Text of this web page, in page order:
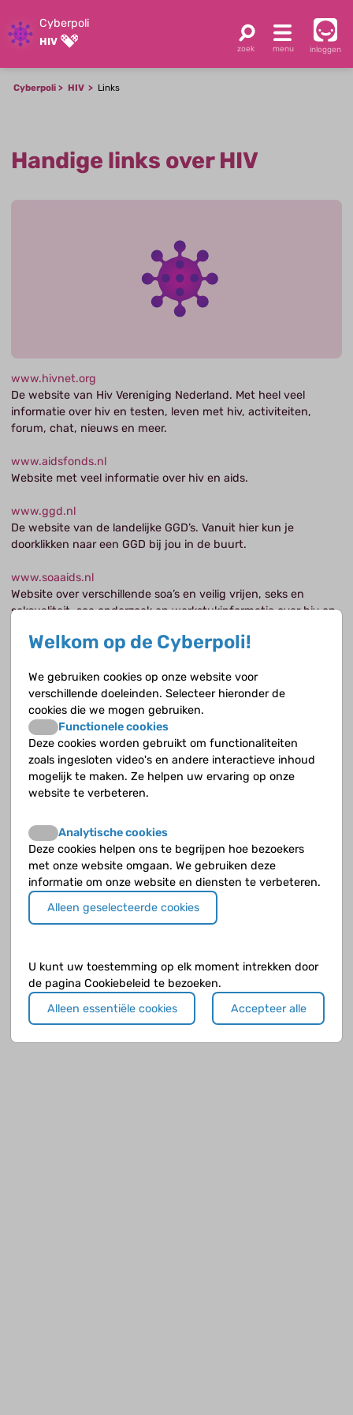
Cyberpoli
HIV
inloggen
Cyberpoli HIV Links
Handige links over HIV
www.hivnet.org
De website van Hiv Vereniging Nederland. Met heel veel
informatie over hiv en testen, leven met hiv, activiteiten,
forum, chat, nieuws en meer.
www.aidsfonds.nl
Website met veel informatie over hiv en aids.
www.ggd.nl
De website van de landelijke GGD’s. Vanuit hier kun je
doorklikken naar een GGD bij jou in de buurt.
www.soaaids.nl
Website over verschillende soa’s en veilig vrijen, seks en
seksualiteit, soa onderzoek en werkstukinformatie over hiv en
Website voor jongeren met hiv van 10-30 jaar met informatie
over het leven met hiv, ervaringen lezen, contacten leggen,
forum, activiteiten en meer.
www.sense.info
Website voor al je vragen over seks, verliefdheid, relaties,
liefde en alles wat daarbij komt kijken.
website met informatie over seksualiteit en seks bij mannen.
Wat is Hiv?
Welkom op de Cyberpoli!
We gebruiken cookies op onze website voor
verschillende doeleinden. Selecteer hieronder de
cookies die we mogen gebruiken.
Functionele cookies
Deze cookies worden gebruikt om functionaliteiten
zoals ingesloten video's en andere interactieve inhoud
mogelijk te maken. Ze helpen uw ervaring op onze
website te verbeteren.
Analytische cookies
Deze cookies helpen ons te begrijpen hoe bezoekers
met onze website omgaan. We gebruiken deze
informatie om onze website en diensten te verbeteren.
Alleen geselecteerde cookies
U kunt uw toestemming op elk moment intrekken door
de pagina Cookiebeleid te bezoeken.
Alleen essentiële cookies
Accepteer alle